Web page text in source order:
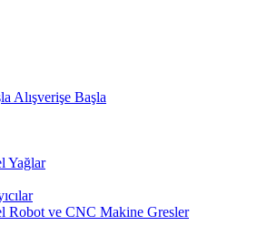
Alışverişe Başla
Yağlar
Robot ve CNC Makine Gresler